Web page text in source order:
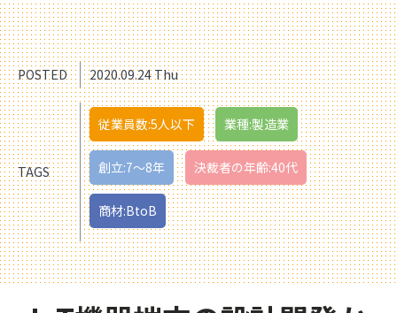
POSTED 2020.09.24 Thu
TAGS
従業員数:5人以下 業種:製造業
創立:7〜8年 決裁者の年齢:40代
商材:BtoB